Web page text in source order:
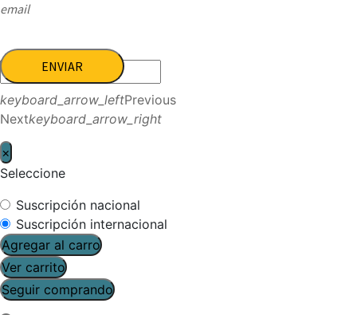
email
ENVIAR
keyboard_arrow_leftPrevious
Nextkeyboard_arrow_right
×
Seleccione
Suscripción nacional
Suscripción internacional
Agregar al carro
Ver carrito
Seguir comprando